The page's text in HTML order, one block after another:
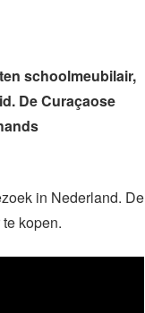
schoolmeubilair,
De Curaçaose
in Nederland. De
kopen.